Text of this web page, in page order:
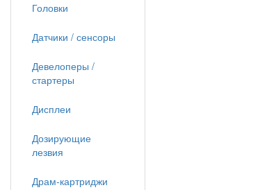
Головки
Датчики / сенсоры
Девелоперы /
стартеры
Дисплеи
Дозирующие
лезвия
Драм-картриджи